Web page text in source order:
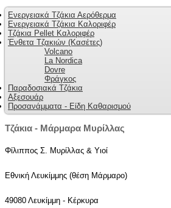
Ενεργειακά Τζάκια Αερόθερμα
Ενεργειακά Τζάκια Καλοριφέρ
Τζάκια Pellet Καλοριφέρ
Ένθετα Τζακιών (Κασέτες)
Volcano
La Nordica
Dovre
Φράγκος
Παραδοσιακά Τζάκια
Αξεσουάρ
Προσανάμματα - Είδη Καθαρισμού
Τζάκια - Μάρμαρα Μυρίλλας
Φίλιππος Σ. Μυρίλλας & Υιοί
Εθνική Λευκίμμης (θέση Μάρμαρο)
49080 Λευκίμμη - Κέρκυρα